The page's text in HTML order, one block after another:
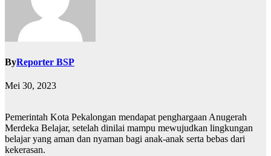
ByReporter BSP
Mei 30, 2023
Pemerintah Kota Pekalongan mendapat penghargaan Anugerah
Merdeka Belajar, setelah dinilai mampu mewujudkan lingkungan
belajar yang aman dan nyaman bagi anak-anak serta bebas dari
kekerasan.